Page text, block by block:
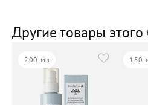
Другие товары
200 мл 150